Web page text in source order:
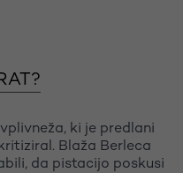
ki je predlani
Blaža Berleca
da pistacijo poskusi